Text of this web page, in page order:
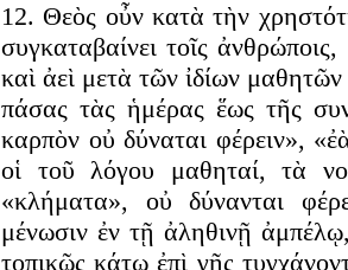
12. Θεὸς οὖν κατὰ τὴν
συγκαταβαίνει τοῖς
καὶ ἀεὶ μετὰ τῶν ἰδίων
πάσας τὰς ἡμέρας ἕως τῆς
καρπὸν οὐ δύναται φέρειν»,
οἱ τοῦ λόγου μαθηταί, τὰ
«κλήματα», οὐ δύνανται
μένωσιν ἐν τῇ ἀληθινῇ
τοπικῶς κάτω ἐπὶ γῆς